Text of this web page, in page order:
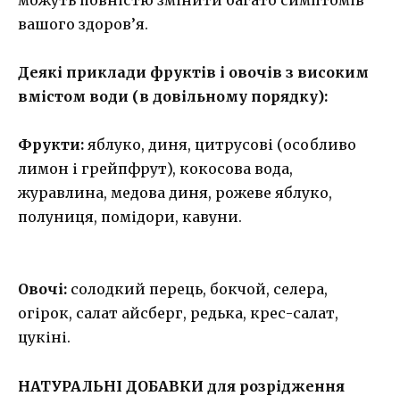
вашого здоров’я.
Деякі приклади фруктів і овочів з високим
вмістом води (в довільному порядку):
Фрукти: яблуко, диня, цитрусові (особливо
лимон і грейпфрут), кокосова вода,
журавлина, медова диня, рожеве яблуко,
полуниця, помідори, кавуни.
Овочі: солодкий перець, бокчой, селера,
огірок, салат айсберг, редька, крес-салат,
цукіні.
НАТУРАЛЬНІ ДОБАВКИ для розрідження